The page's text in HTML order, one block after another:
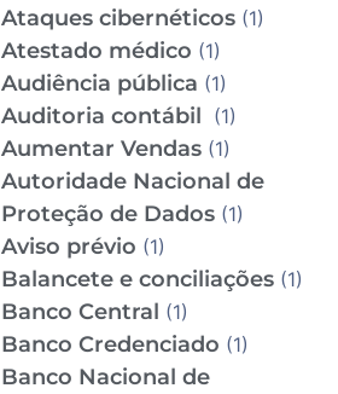
Ataques cibernéticos(1)
Atestado médico (1)
Audiência pública (1)
Auditoria contábil (1)
Aumentar Vendas(1)
Autoridade Nacional de
Proteção de Dados(1)
Aviso prévio (1)
Balancete e conciliações(1)
Banco Central (1)
Banco Credenciado (1)
Banco Nacional de